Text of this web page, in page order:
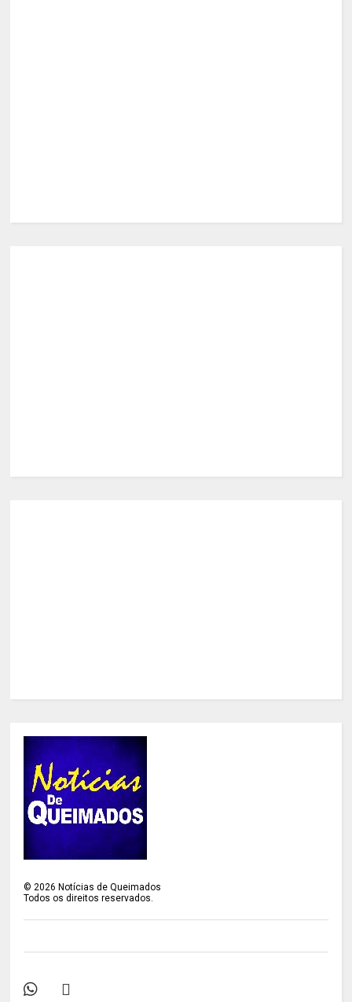
© 2026 Notícias de Queimados
Todos os direitos reservados.